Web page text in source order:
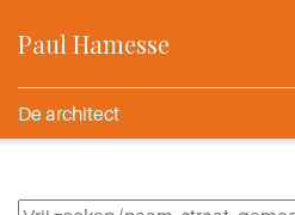
Paul Hamesse
De architect